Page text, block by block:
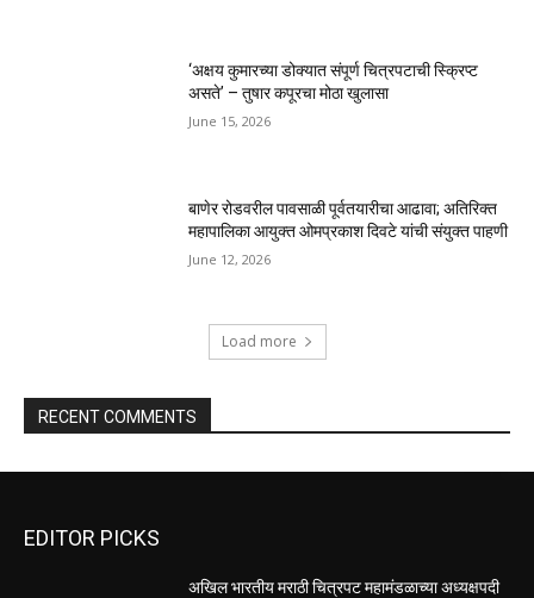
‘अक्षय कुमारच्या डोक्यात संपूर्ण चित्रपटाची स्क्रिप्ट
असते’ – तुषार कपूरचा मोठा खुलासा
June 15, 2026
बाणेर रोडवरील पावसाळी पूर्वतयारीचा आढावा; अतिरिक्त
महापालिका आयुक्त ओमप्रकाश दिवटे यांची संयुक्त पाहणी
June 12, 2026
Load more
RECENT COMMENTS
EDITOR PICKS
अखिल भारतीय मराठी चित्रपट महामंडळाच्या अध्यक्षपदी